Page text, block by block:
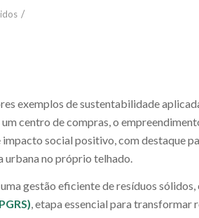
/
exemplos de sustentabilidade
centro de compras, o
social positivo, com destaque
urbana no próprio telhado.
gestão eficiente de resíduos
, etapa essencial para transformar